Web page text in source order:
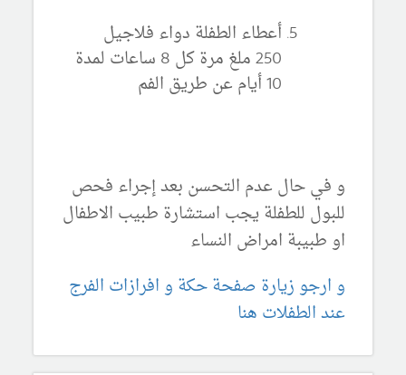
أعطاء الطفلة دواء فلاجيل
250 ملغ مرة كل 8 ساعات لمدة
10 أيام عن طريق الفم
و في حال عدم التحسن بعد إجراء فحص
للبول للطفلة يجب استشارة طبيب الاطفال
او طبيبة امراض النساء
و ارجو زيارة صفحة حكة و افرازات الفرج
عند الطفلات هنا